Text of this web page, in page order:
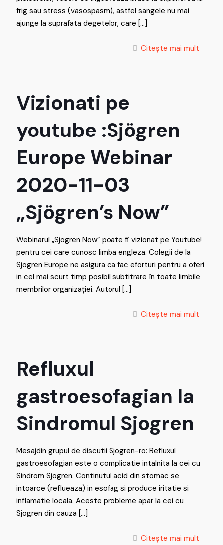
frig sau stress (vasospasm), astfel sangele nu mai
ajunge la suprafata degetelor, care […]
Citește mai mult
Vizionati pe
youtube :Sjögren
Europe Webinar
2020-11-03
„Sjögren’s Now”
Webinarul „Sjogren Now” poate fi vizionat pe Youtube!
pentru cei care cunosc limba engleza. Colegii de la
Sjogren Europe ne asigura ca fac eforturi pentru a oferi
in cel mai scurt timp posibil subtitrare în toate limbile
membrilor organizației. Autorul […]
Citește mai mult
Refluxul
gastroesofagian la
Sindromul Sjogren
Mesajdin grupul de discutii Sjogren-ro: Refluxul
gastroesofagian este o complicatie intalnita la cei cu
Sindrom Sjogren. Continutul acid din stomac se
intoarce (reflueaza) in esofag si produce iritatie si
inflamatie locala. Aceste probleme apar la cei cu
Sjogren din cauza […]
Citește mai mult